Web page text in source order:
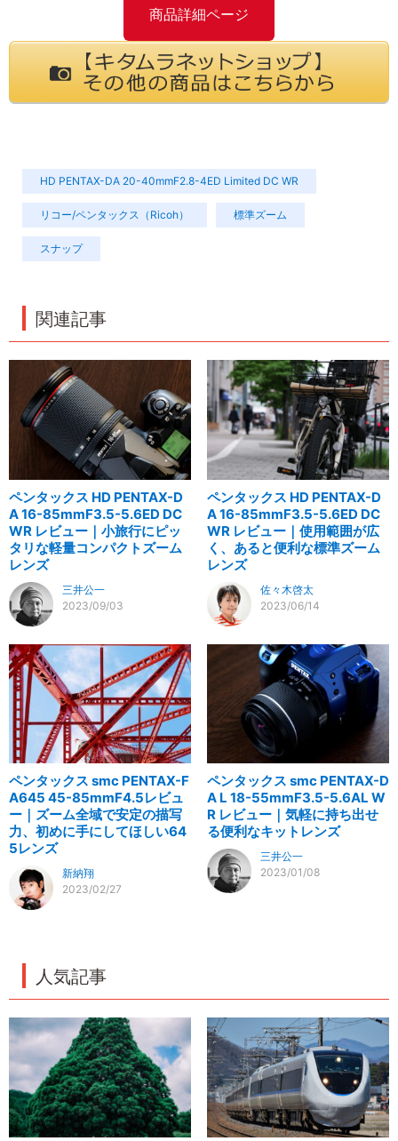
商品詳細ページ
HD PENTAX-DA 20-40mmF2.8-4ED Limited DC WR
リコー/ペンタックス（Ricoh） 標準ズーム
スナップ
関連記事
ペンタックス HD PENTAX-D
A 16-85mmF3.5-5.6ED DC
WR レビュー｜小旅行にピッ
タリな軽量コンパクトズーム
レンズ
三井公一
2023/09/03
ペンタックス HD PENTAX-D
A 16-85mmF3.5-5.6ED DC
WR レビュー｜使用範囲が広
く、あると便利な標準ズーム
レンズ
佐々木啓太
2023/06/14
ペンタックス smc PENTAX-F
A645 45-85mmF4.5レビュ
ー｜ズーム全域で安定の描写
力、初めに手にしてほしい64
5レンズ
新納翔
2023/02/27
ペンタックス smc PENTAX-D
A L 18-55mmF3.5-5.6AL W
R レビュー｜気軽に持ち出せ
る便利なキットレンズ
三井公一
2023/01/08
人気記事